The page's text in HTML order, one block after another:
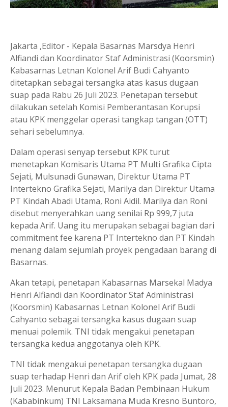
Jakarta ,Editor - Kepala Basarnas Marsdya Henri
Alfiandi dan Koordinator Staf Administrasi (Koorsmin)
Kabasarnas Letnan Kolonel Arif Budi Cahyanto
ditetapkan sebagai tersangka atas kasus dugaan
suap pada Rabu 26 Juli 2023. Penetapan tersebut
dilakukan setelah Komisi Pemberantasan Korupsi
atau KPK menggelar operasi tangkap tangan (OTT)
sehari sebelumnya.
Dalam operasi senyap tersebut KPK turut
menetapkan Komisaris Utama PT Multi Grafika Cipta
Sejati, Mulsunadi Gunawan, Direktur Utama PT
Intertekno Grafika Sejati, Marilya dan Direktur Utama
PT Kindah Abadi Utama, Roni Aidil. Marilya dan Roni
disebut menyerahkan uang senilai Rp 999,7 juta
kepada Arif. Uang itu merupakan sebagai bagian dari
commitment fee karena PT Intertekno dan PT Kindah
menang dalam sejumlah proyek pengadaan barang di
Basarnas.
Akan tetapi, penetapan Kabasarnas Marsekal Madya
Henri Alfiandi dan Koordinator Staf Administrasi
(Koorsmin) Kabasarnas Letnan Kolonel Arif Budi
Cahyanto sebagai tersangka kasus dugaan suap
menuai polemik. TNI tidak mengakui penetapan
tersangka kedua anggotanya oleh KPK.
TNI tidak mengakui penetapan tersangka dugaan
suap terhadap Henri dan Arif oleh KPK pada Jumat, 28
Juli 2023. Menurut Kepala Badan Pembinaan Hukum
(Kababinkum) TNI Laksamana Muda Kresno Buntoro,